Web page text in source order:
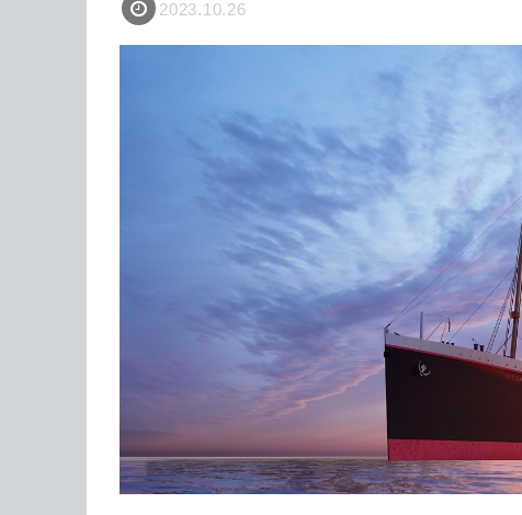
2023.10.26